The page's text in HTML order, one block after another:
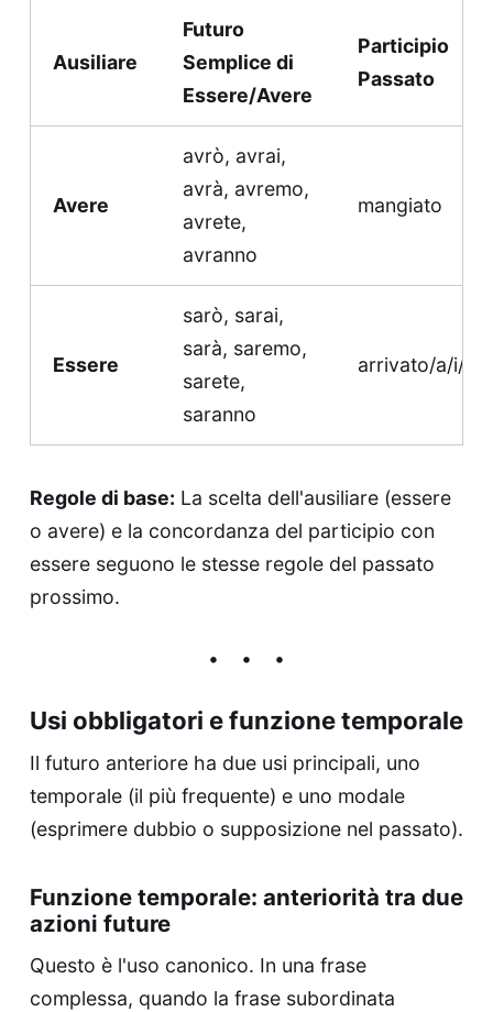
Ausiliare
Futuro
Semplice di
Essere/Avere
Participio
Passato
Avere
avrò, avrai,
avrà, avremo,
avrete,
avranno
mangiato
Essere
sarò, sarai,
sarà, saremo,
sarete,
saranno
arrivato/a/i/e
Regole di base: La scelta dell'ausiliare (essere
o avere) e la concordanza del participio con
essere seguono le stesse regole del passato
prossimo.
Usi obbligatori e funzione temporale
Il futuro anteriore ha due usi principali, uno
temporale (il più frequente) e uno modale
(esprimere dubbio o supposizione nel passato).
Funzione temporale: anteriorità tra due
azioni future
Questo è l'uso canonico. In una frase
complessa, quando la frase subordinata